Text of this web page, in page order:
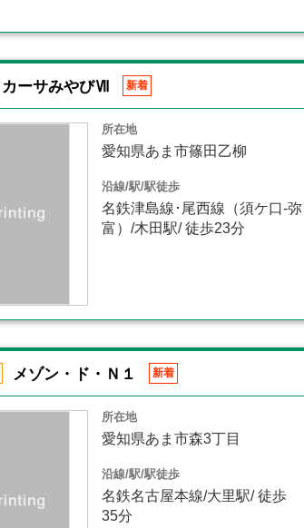
カーサみやびⅦ 新着
所在地
愛知県あま市篠田乙柳
沿線/駅/駅徒歩
名鉄津島線･尾西線（須ケ口-弥
富）/木田駅/ 徒歩23分
メゾン・ド・Ｎ１ 新着
所在地
愛知県あま市森3丁目
沿線/駅/駅徒歩
名鉄名古屋本線/大里駅/ 徒歩
35分